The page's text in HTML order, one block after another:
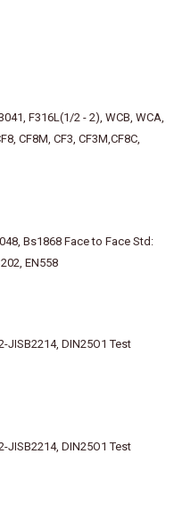
F316L(1/2 - 2), WCB, WCA,
CF8M, CF3, CF3M,CF8C,
Bs1868 Face to Face Std:
EN558
JISB2214, DIN25O1 Test
JISB2214, DIN25O1 Test